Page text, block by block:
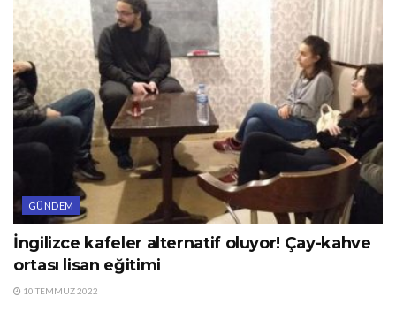
GÜNDEM
İngilizce kafeler alternatif oluyor! Çay-kahve
ortası lisan eğitimi
10 TEMMUZ 2022